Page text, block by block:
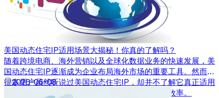
美国动态住宅IP适用场景大揭秘！你真的了解吗？
随着跨境电商、海外营销以及全球化数据业务的快速发展，美
国动态住宅IP逐渐成为企业布局海外市场的重要工具。然而，
很多用户虽然听说过美国动态住宅IP，却并不了解它真正适用
于哪些场景，也不清楚如何利用其优势提升业务效率。
2026-06-08